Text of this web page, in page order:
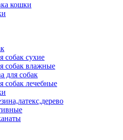
кошки
собак сухие
собак влажные
для собак
собак лечебные